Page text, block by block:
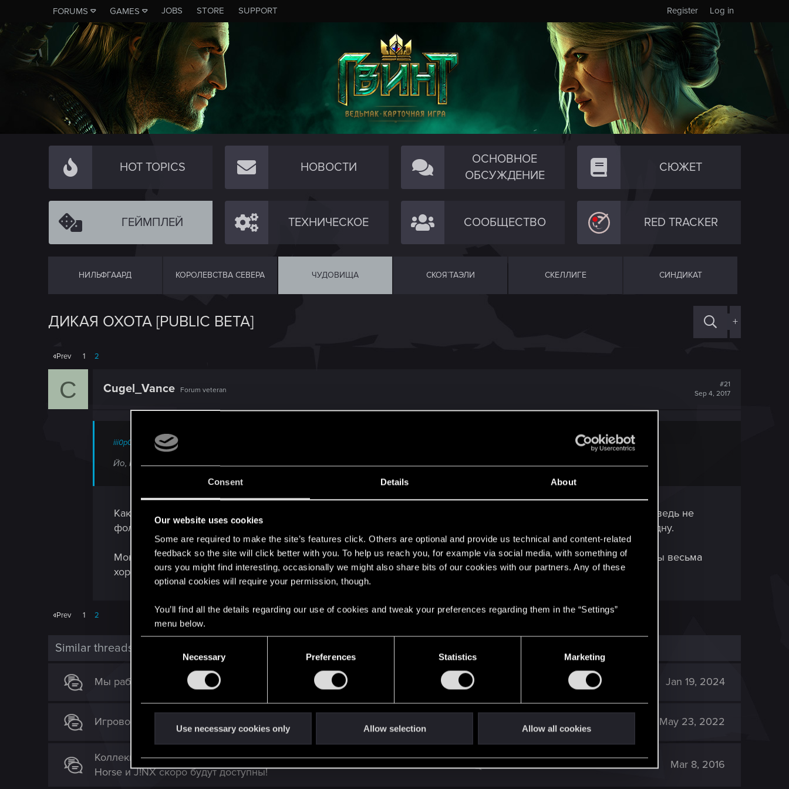
Consent Details About
Our website uses cookies
Some are required to make the site’s features click. Others are optional and provide us technical and content-related
feedback so the site will click better with you. To help us reach you, for example via social media, with something of
ours you might find interesting, occasionally we might also share bits of our cookies with our partners. Any of these
optional cookies will require your permission, though.
You’ll find all the details regarding our use of cookies and tweak your preferences regarding them in the “Settings”
menu below.
e
l
Necessary Preferences Statistics Marketing
Use necessary cookies only Allow selection Allow all cookies
FORUMS GAMES JOBS STORE SUPPORT Log in
Register
HOT TOPICS НОВОСТИ
ОСНОВНОЕ
ОБСУЖДЕНИЕ
СЮЖЕТ
ГЕЙМПЛЕЙ ТЕХНИЧЕСКОЕ СООБЩЕСТВО RED TRACKER
НИЛЬФГААРД КОРОЛЕВСТВА СЕВЕРА ЧУДОВИЩА СКОЯ`ТАЭЛИ СКЕЛЛИГЕ СИНДИКАТ
ДИКАЯ ОХОТА [PUBLIC BETA] +
Prev 1 2
C Cugel_Vance Forum veteran
#21
Sep 4, 2017
iii0p0x;n9460491 said:
Йо, кто нибудь после обновления играл дикой охотой? Я сейчас играю этой, пока не плохо.
Какой смысл делать колоду из 29 карт, если ты ее не сможешь крутить и многие карты требуют синергии? Это ведь не
фольтест с 37 картами, там да, там весь смысл в том, что каждая карта призывает другую карту, а иногда и не одну.
Монстры на морозе как-то не очень. Тупо не хватает чутка силы, буквально тут 1 силу отряду, там другую и он бы весьма
хорош.
Prev 1 2
Similar threads
Мы работаем над редактором для игры «Ведьмак 3: Дикая Охота» 5K Jan 19, 2024
Игровой дизайн ГВИНТА. Баланс May 23, 2022
Коллекционные фигурки из игры "Ведьмак 3: Дикая Охота" от Dark
Horse и J!NX скоро будут доступны!
1 671 Mar 8, 2016